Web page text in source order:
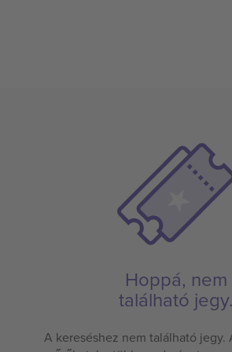
Hoppá, nem
található jegy.
A kereséshez nem található jegy.